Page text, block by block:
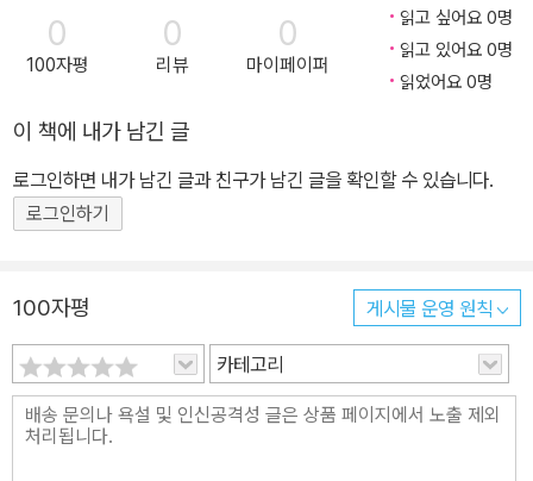
“정의를 구현하는 방식은 때로 정의 자체보다 더 중요하다.”_조지 위
커샴 … 익산 약촌오거리 택시 기사 살인 사건, 삼례 나라슈퍼 3인조
강도 치사 사건 그리고 완도 무기수 김신혜 사건 십수 년 넘게 진실이
낸 심층 재심 르포 … “기자는 ‘기레기’라 불리고, 법률가는 부자만을
위해 일한다고 여겨지는 시대. 두 사람의 활동은 작은 희망의 증거
다.” _오연호(<오마이뉴스> 대표) “《지연된 정의》는 경쾌한 ‘버디 무
비’와 존 그리샴의 법정 스릴러, 셰익스피어의 희곡을 동시에 보는 느
게 대해 왔는지 적나라하게 보여 주는 책.” _금태섭(국회의원) 삼례
나라슈퍼 3인조 강도 치사 사건 : 1999년 2월 6일 발생. 수사 과정에
서 폭행, 욕설 등 가혹 행위 및 허위 자백이 있었음. ‘삼례 3인조’가 범
인으로 지목됨(임명선 징역 5년 6개월, 강인구, 최대열 각각 징역 3
년 6개월). 1999년 4월 진범에 대한 제보가 있었고, 2000년 부산
0
100자평
0
리뷰
0
마이페이퍼
읽고 싶어요 0명
읽고 있어요 0명
읽었어요 0명
이 책에 내가 남긴 글
로그인하면 내가 남긴 글과 친구가 남긴 글을 확인할 수 있습니다.
로그인하기
100자평 게시물 운영 원칙
카테고리